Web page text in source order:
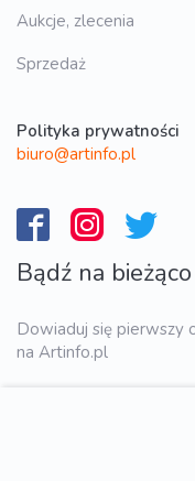
Aukcje, zlecenia
Sprzedaż
Polityka prywatności
biuro@artinfo.pl
Bądź na bieżąco
Dowiaduj się pierwszy
na Artinfo.pl